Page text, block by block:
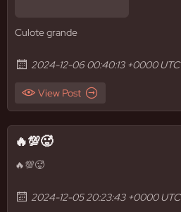
Culote grande
2024-12-06 00:40:13 +0000 UTC
View Post
🔥💯🥵
🔥💯🥵
2024-12-05 20:23:43 +0000 UTC